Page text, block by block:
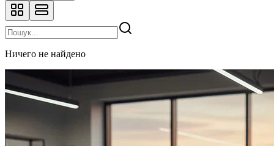
Ничего не найдено